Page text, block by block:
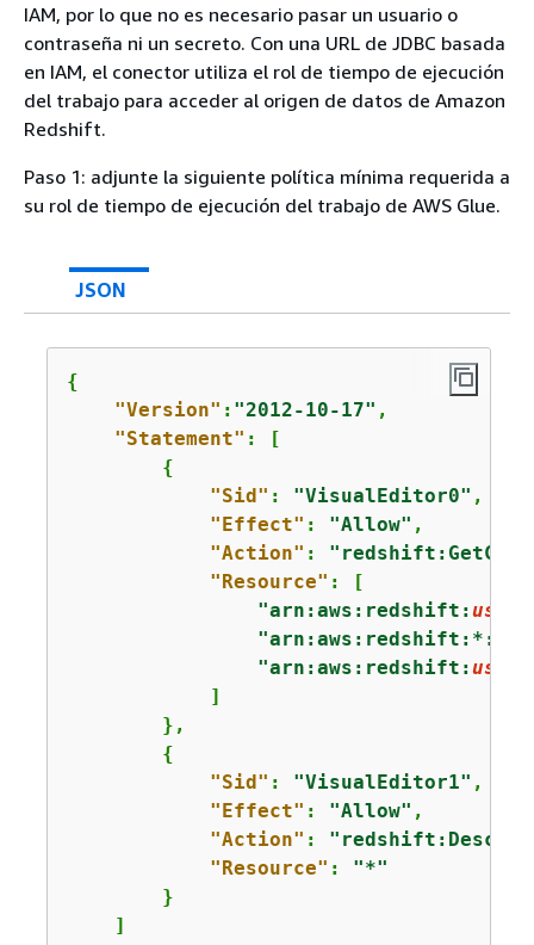
IAM, por lo que no es necesario pasar un usuario o
contraseña ni un secreto. Con una URL de JDBC basada
en IAM, el conector utiliza el rol de tiempo de ejecución
del trabajo para acceder al origen de datos de Amazon
Redshift.
Paso 1: adjunte la siguiente política mínima requerida a
su rol de tiempo de ejecución del trabajo de AWS Glue.
JSON
{
"Version" : "2012-10-17" ,
"Statement" : [
{
"Sid" : "VisualEditor0" ,
"Effect" : "Allow" ,
"Action" :
"Resource" : [
"arn:aws:redshift:us-
"arn:aws:redshift:*:
"arn:aws:redshift:us-
            ]
        },
{
"Sid" : "VisualEditor1" ,
"Effect" : "Allow" ,
"Action" :
"Resource" : "*"
        }
    ]